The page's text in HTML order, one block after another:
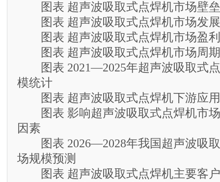
图表 超声波吸取式点焊机市场壁垒
图表 超声波吸取式点焊机市场发展
图表 超声波吸取式点焊机市场盈
图表 超声波吸取式点焊机市场周期
图表 2021—2025年超声波吸取式点
模统计
图表 超声波吸取式点焊机下游应
图表 影响超声波吸取式点焊机市场
因素
图表 2026—2028年我国超声波吸取
场规模预测
图表 超声波吸取式点焊机主要客